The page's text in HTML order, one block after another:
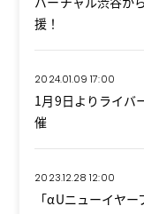
援！
2024.01.09 17:00
1月9日よりライバ
催
2023.12.28 12:00
「αUニューイヤ